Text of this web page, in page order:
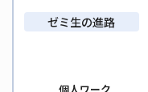
ゼミ生の進路
個人ワーク